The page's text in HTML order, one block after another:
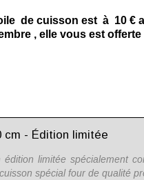
de cuisson est à 10 €
, elle vous est
cm - Édition limitée
limitée spécialement
spécial four de qualité